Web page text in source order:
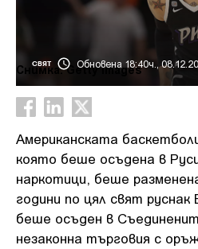
СВЯТ Обновена 18:40ч.,
Снимка: Getty Images
Американската
която беше осъдена в
наркотици, беше
години по цял свят
беше осъден в
незаконна търговия с